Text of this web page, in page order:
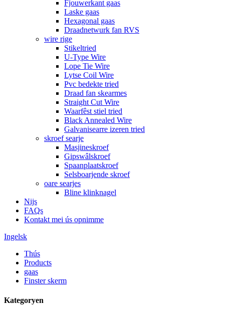
Fjouwerkant gaas
Laske gaas
Hexagonal gaas
Draadnetwurk fan RVS
wire rige
Stikeltried
U-Type Wire
Lope Tie Wire
Lytse Coil Wire
Pvc bedekte tried
Draad fan skearmes
Straight Cut Wire
Waarfêst stiel tried
Black Annealed Wire
Galvanisearre izeren tried
skroef searje
Masjineskroef
Gipswâlskroef
Spaanplaatskroef
Selsboarjende skroef
oare searjes
Bline klinknagel
Nijs
FAQs
Kontakt mei ús opnimme
Ingelsk
Thús
Products
gaas
Finster skerm
Kategoryen